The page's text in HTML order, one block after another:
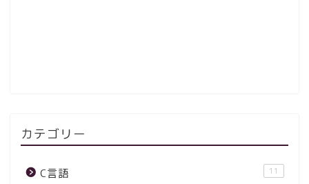
カテゴリー
C言語 11